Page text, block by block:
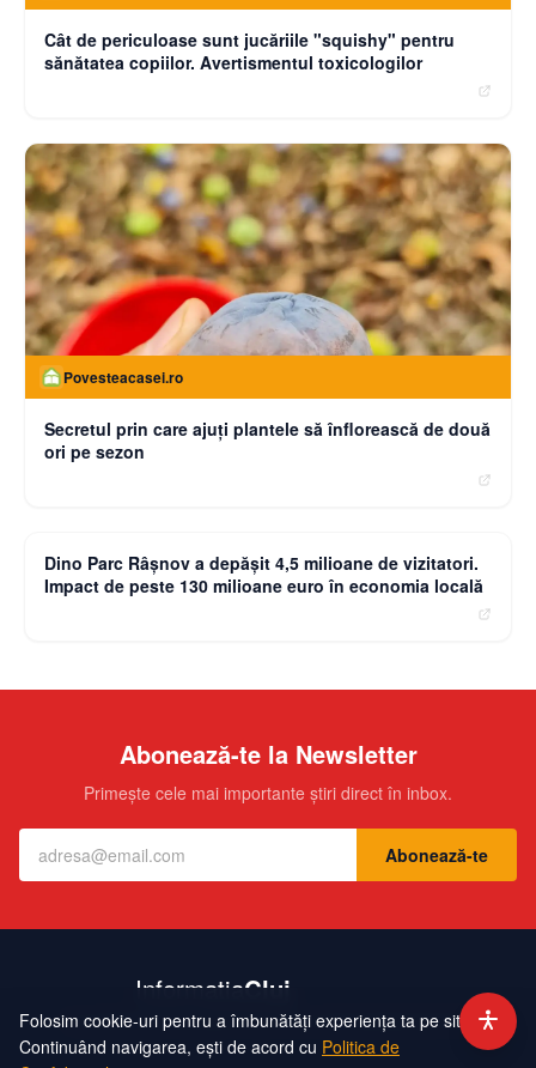
Cât de periculoase sunt jucăriile "squishy" pentru
sănătatea copiilor. Avertismentul toxicologilor
Povesteacasei.ro
Secretul prin care ajuți plantele să înflorească de două
ori pe sezon
Dino Parc Râșnov a depășit 4,5 milioane de vizitatori.
Impact de peste 130 milioane euro în economia locală
Abonează-te la Newsletter
Primește cele mai importante știri direct în inbox.
Abonează-te
ContactEchipa Publicitate Politică de ConfidențialitateHartă Site
Folosim cookie-uri pentru a îmbunătăți experiența ta pe site.
Continuând navigarea, ești de acord cu Politica de